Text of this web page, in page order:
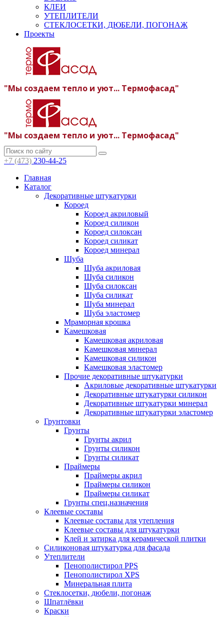
КЛЕИ
УТЕПЛИТЕЛИ
СТЕКЛОСЕТКИ, ДЮБЕЛИ, ПОГОНАЖ
Проекты
"Мы создаем тепло и уют... Термофасад"
"Мы создаем тепло и уют... Термофасад"
+7 (473) 230-44-25
Главная
Каталог
Декоративные штукатурки
Короед
Короед акриловый
Короед силикон
Короед силоксан
Короед силикат
Короед минерал
Шуба
Шуба акриловая
Шуба силикон
Шуба силоксан
Шуба силикат
Шуба минерал
Шуба эластомер
Мраморная крошка
Камешковая
Камешковая акриловая
Камешковая минерал
Камешковая силикон
Камешковая эластомер
Прочие декоративные штукатурки
Акриловые декоративные штукатурки
Декоративные штукатурки силикон
Декоративные штукатурки минерал
Декоративные штукатурки эластомер
Грунтовки
Грунты
Грунты акрил
Грунты силикон
Грунты силикат
Праймеры
Праймеры акрил
Праймеры силикон
Праймеры силикат
Грунты спец.назначения
Клеевые составы
Клеевые составы для утепления
Клеевые составы для штукатурки
Клей и затирка для керамической плитки
Силиконовая штукатурка для фасада
Утеплители
Пенополистирол PPS
Пенополистирол XPS
Минеральная плита
Стеклосетки, дюбели, погонаж
Шпатлёвки
Краски